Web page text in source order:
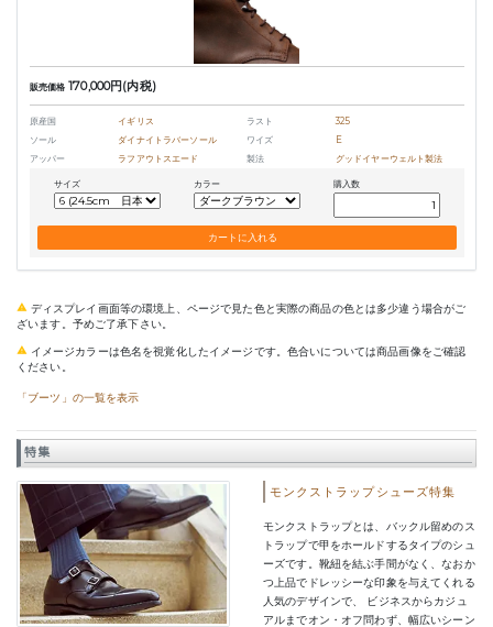
販売価格 170,000円(内税)
原産国 イギリス ラスト
325
ソール
ダイナイトラバーソール ワイズ
E
アッパー
ラフアウトスエード 製法 グッドイヤーウェルト製法
サイズ カラー 購入数
ディスプレイ画面等の環境上、ページで見た色と実際の商品の色とは多少違う場合がご
ざいます。予めご了承下さい。
イメージカラーは色名を視覚化したイメージです。色合いについては商品画像をご確認
ください。
「ブーツ」の一覧を表示
特集
モンクストラップシューズ特集
モンクストラップとは、バックル留めのス
トラップで甲をホールドするタイプのシュ
ーズです。靴紐を結ぶ手間がなく、なおか
つ上品でドレッシーな印象を与えてくれる
人気のデザインで、 ビジネスからカジュ
アルまでオン・オフ問わず、幅広いシーン